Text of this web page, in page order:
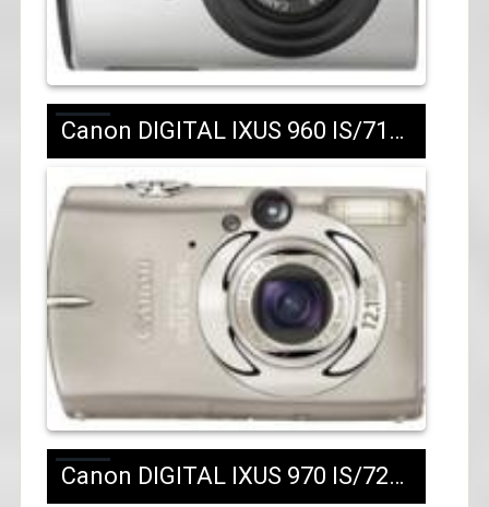
Canon DIGITAL IXUS 960 IS/718 лв.с ДДС
Canon DIGITAL IXUS 970 IS/729 лв.с ДДС